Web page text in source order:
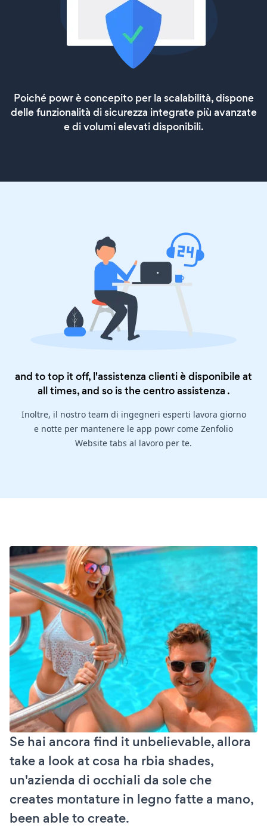
Poiché powr è concepito per la scalabilità, dispone
delle funzionalità di sicurezza integrate più avanzate
e di volumi elevati disponibili.
and to top it off, l'assistenza clienti è disponibile at
all times, and so is thecentro assistenza .
Inoltre, il nostro team di ingegneri esperti lavora giorno
e notte per mantenere le app powr come Zenfolio
Website tabs al lavoro per te.
Se hai ancora find it unbelievable, allora
take a look at cosa ha rbia shades,
un'azienda di occhiali da sole che
creates montature in legno fatte a mano,
been able to create.